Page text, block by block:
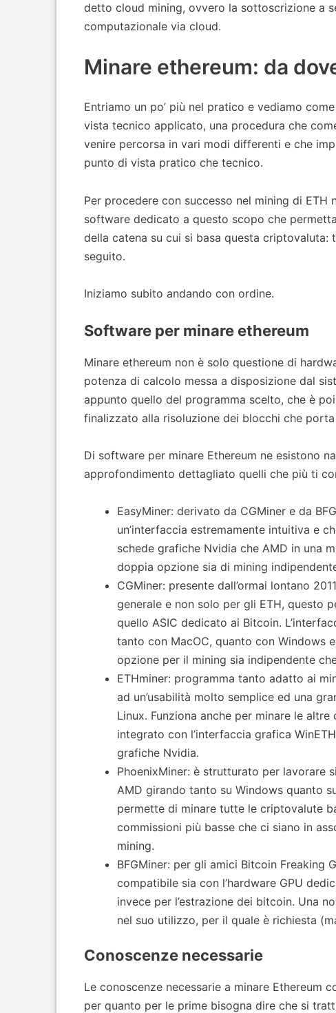
detto cloud mining, ovvero la sottoscrizione a
computazionale via cloud.
Minare ethereum: da
Entriamo un po’ più nel pratico e vediamo
vista tecnico applicato, una procedura che
venire percorsa in vari modi differenti e che
punto di vista pratico che tecnico.
Per procedere con successo nel mining di
software dedicato a questo scopo che
della catena su cui si basa questa
seguito.
Iniziamo subito andando con ordine.
Software per minare ethereum
Minare ethereum non è solo questione di
potenza di calcolo messa a disposizione dal
appunto quello del programma scelto, che è
finalizzato alla risoluzione dei blocchi che porta
Di software per minare Ethereum ne esistono
approfondimento dettagliato quelli che più ti
EasyMiner: derivato da CGMiner e da
un’interfaccia estremamente intuitiva e
schede grafiche Nvidia che AMD in una
doppia opzione sia di mining
CGMiner: presente dall’ormai lontano
generale e non solo per gli ETH, questo
quello ASIC dedicato ai Bitcoin.
tanto con MacOC, quanto con Windows
opzione per il mining sia indipendente
ETHminer: programma tanto adatto ai
ad un’usabilità molto semplice ed una
Linux. Funziona anche per minare le
integrato con l’interfaccia grafica
grafiche Nvidia.
PhoenixMiner: è strutturato per lavorare
AMD girando tanto su Windows quanto
permette di minare tutte le criptovalute
commissioni più basse che ci siano in
mining.
BFGMiner: per gli amici Bitcoin Freaking
compatibile sia con l’hardware GPU
invece per l’estrazione dei bitcoin. Una
nel suo utilizzo, per il quale è richiesta
Conoscenze necessarie
Le conoscenze necessarie a minare Ethereum
per quanto per le prime bisogna dire che si